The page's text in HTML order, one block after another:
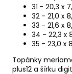
31 - 20,3 x
32 - 21,0 x
33 - 21,6 x
34 - 22,3 x
35 - 23,0 x
Topánky
plus12 a šírku